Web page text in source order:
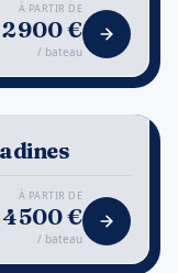
À PARTIR DE
2 900€
/ bateau
BUILDING
À PARTIR DE
4 500€
/ bateau